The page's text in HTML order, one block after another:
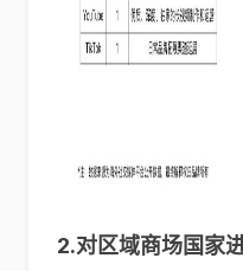
2.对区域商场国家